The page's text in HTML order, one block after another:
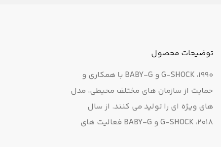
توضیحات محصول
1990، G-SHOCK و BABY-G با همکاری و
حمایت از سازمان های مختلف محیطی، مدل
های ویژه ای را تولید می کنند. از سال
2018، G-SHOCK و BABY-G فعالیت های